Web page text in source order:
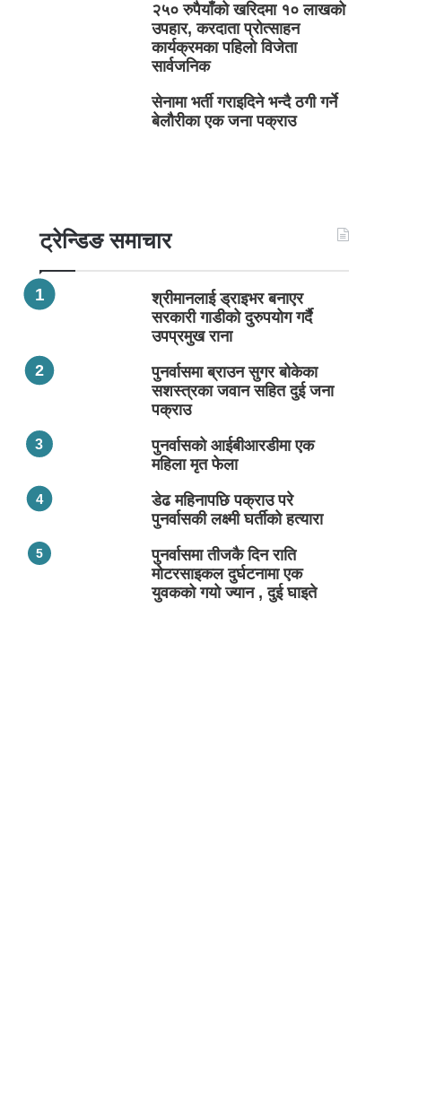
२५० रुपैयाँको खरिदमा १० लाखको
उपहार, करदाता प्रोत्साहन
कार्यक्रमका पहिलो विजेता
सार्वजनिक
सेनामा भर्ती गराइदिने भन्दै ठगी गर्ने
बेलौरीका एक जना पक्राउ
ट्रेन्डिङ समाचार
श्रीमानलाई ड्राइभर बनाएर
सरकारी गाडीको दुरुपयोग गर्दै
उपप्रमुख राना
पुनर्वासमा ब्राउन सुगर बोकेका
सशस्त्रका जवान सहित दुई जना
पक्राउ
पुनर्वासको आईबीआरडीमा एक
महिला मृत फेला
डेढ महिनापछि पक्राउ परे
पुनर्वासकी लक्ष्मी घर्तीको हत्यारा
पुनर्वासमा तीजकै दिन राति
मोटरसाइकल दुर्घटनामा एक
युवकको गयो ज्यान , दुई घाइते